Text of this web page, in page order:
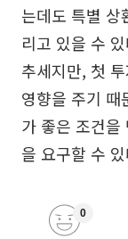
는데도 특별 상
리고 있을 수
추세지만, 첫
영향을 주기 때
가 좋은 조건을
을 요구할 수
0